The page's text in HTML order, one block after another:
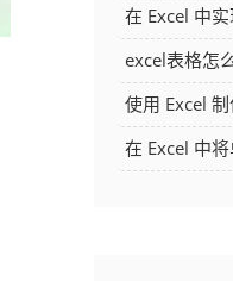
时都显示表
在 Excel 中
面指南
excel表格怎
使用 Excel
骤及技巧
在 Excel 中